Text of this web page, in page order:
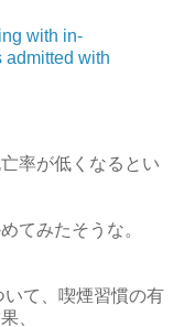
with in-
admitted with
率が低くなるとい
てみたそうな。
て、喫煙習慣の有
、